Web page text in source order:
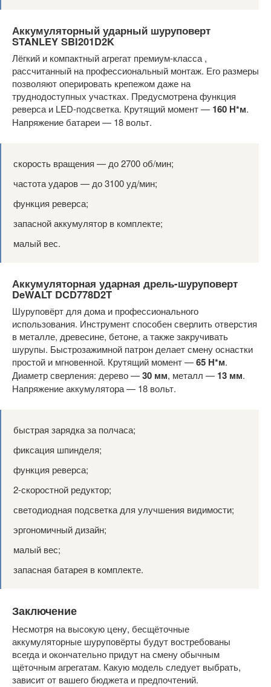
Аккумуляторный ударный шуруповерт
STANLEY SBI201D2K
Лёгкий и компактный агрегат премиум-класса ,
рассчитанный на профессиональный монтаж. Его размеры
позволяют оперировать крепежом даже на
труднодоступных участках. Предусмотрена функция
реверса и LED-подсветка. Крутящий момент — 160 Н*м.
Напряжение батареи — 18 вольт.
скорость вращения — до 2700 об/мин;
частота ударов — до 3100 уд/мин;
функция реверса;
запасной аккумулятор в комплекте;
малый вес.
Аккумуляторная ударная дрель-шуруповерт
DeWALT DCD778D2T
Шуруповёрт для дома и профессионального
использования. Инструмент способен сверлить отверстия
в металле, древесине, бетоне, а также закручивать
шурупы. Быстрозажимной патрон делает смену оснастки
простой и мгновенной. Крутящий момент —65 Н*м.
Диаметр сверления: дерево —30 мм, металл — 13 мм.
Напряжение аккумулятора — 18 вольт.
быстрая зарядка за полчаса;
фиксация шпинделя;
функция реверса;
2-скоростной редуктор;
светодиодная подсветка для улучшения видимости;
эргономичный дизайн;
малый вес;
запасная батарея в комплекте.
Заключение
Несмотря на высокую цену, бесщёточные
аккумуляторные шуруповёрты будут востребованы
всегда и окончательно придут на смену обычным
щёточным агрегатам. Какую модель следует выбрать,
зависит от вашего бюджета и предпочтений.